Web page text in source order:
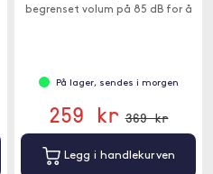
begrenset volum på 85 dB for å
På lager, sendes i morgen
259 kr 369 kr
Legg i handlekurven